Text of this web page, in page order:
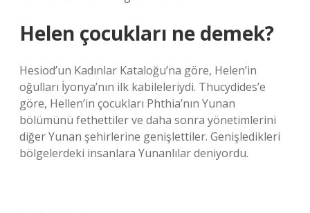
Helen çocukları ne demek?
Hesiod’un Kadınlar Kataloğu’na göre, Helen’in
oğulları İyonya’nın ilk kabileleriydi. Thucydides’e
göre, Hellen’in çocukları Phthia’nın Yunan
bölümünü fethettiler ve daha sonra yönetimlerini
diğer Yunan şehirlerine genişlettiler. Genişledikleri
bölgelerdeki insanlara Yunanlılar deniyordu.